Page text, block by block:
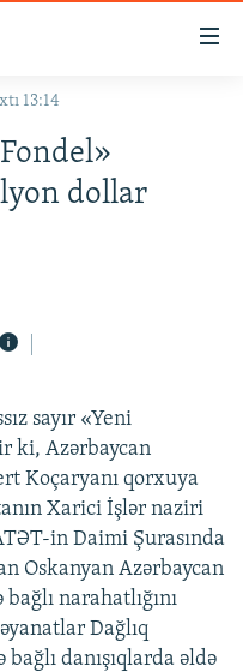
13:14
dollar
sayır «Yeni
ki, Azərbaycan
Koçaryanı qorxuya
Xarici İşlər naziri
in Daimi Şurasında
Oskanyan Azərbaycan
narahatlığını
Dağlıq
danışıqlarda əldə